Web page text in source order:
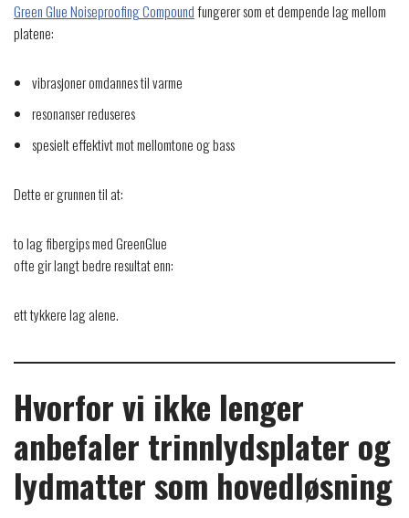
Green Glue Noiseproofing Compoundfungerer som et dempende lag mellom
platene:
vibrasjoner omdannes til varme
resonanser reduseres
spesielt effektivt mot mellomtone og bass
Dette er grunnen til at:
to lag fibergips med GreenGlue
ofte gir langt bedre resultat enn:
ett tykkere lag alene.
Hvorfor vi ikke lenger
anbefaler trinnlydsplater og
lydmatter som hovedløsning